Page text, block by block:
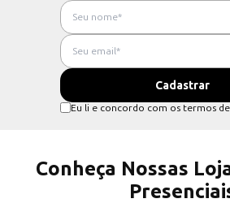
Eu li e concordo com os termos
Conheça Nossas